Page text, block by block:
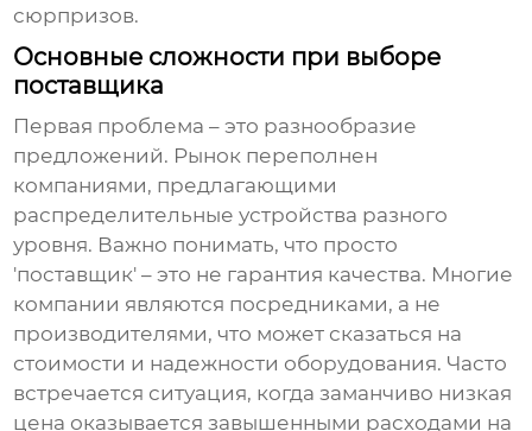
сюрпризов.
Основные сложности при выборе
поставщика
Первая проблема – это разнообразие
предложений. Рынок переполнен
компаниями, предлагающими
распределительные устройства разного
уровня. Важно понимать, что просто
'поставщик' – это не гарантия качества. Многие
компании являются посредниками, а не
производителями, что может сказаться на
стоимости и надежности оборудования. Часто
встречается ситуация, когда заманчиво низкая
цена оказывается завышенными расходами на